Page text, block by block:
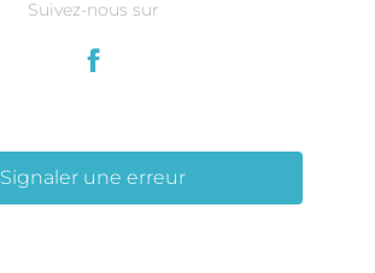
Suivez-nous sur
Signaler une erreur